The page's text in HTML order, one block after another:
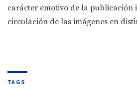
carácter emotivo de la publicación
circulación de las imágenes en
TAGS